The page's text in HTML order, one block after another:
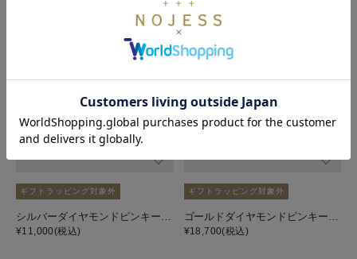
ギフトラッピング対象外
¥11,000(税込)
ギフトラッピング対象外
¥18,700(税込)